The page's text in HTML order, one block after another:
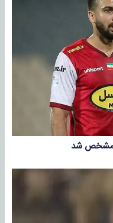
مشخص شد